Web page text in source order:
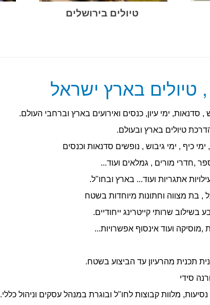
טיולים בירושלים
, טיולים בארץ ישראל
, סדנאות, ימי עיון, כנסים ואירועים בארץ וברחבי העולם.
טיולים בארץ ובעולם.
כיף , ימי גיבוש , נופשים סדנאות וכנסים
,חדרי מורים , גמלאים ועוד...
אתגריות ועוד... בארץ ובחו"ל.
, בת מצווה וחתונות מיוחדות בשטח
שרותי קייטרינג ייחודיים.
,מוסיקה ועוד אינסוף אפשרויות...
תכנית מהרעיון עד הביצוע בשטח.
סידי
מלוות קבוצות לחו"ל ובוגרת במנהל עסקים וניהול כללי.